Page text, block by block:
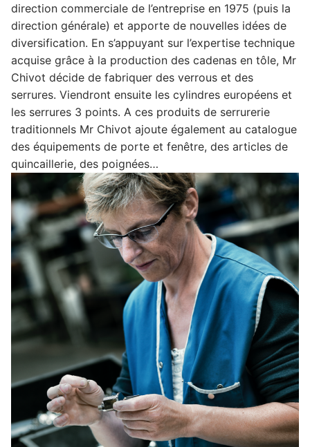
direction commerciale de l’entreprise en 1975 (puis la
direction générale) et apporte de nouvelles idées de
diversification. En s’appuyant sur l’expertise technique
acquise grâce à la production des cadenas en tôle, Mr
Chivot décide de fabriquer des verrous et des
serrures. Viendront ensuite les cylindres européens et
les serrures 3 points. A ces produits de serrurerie
traditionnels Mr Chivot ajoute également au catalogue
des équipements de porte et fenêtre, des articles de
quincaillerie, des poignées…